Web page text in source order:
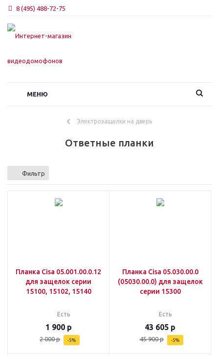
8 (495) 488-72-75
МЕНЮ
Электрозащелки на дверь
Ответные планки
Фильтр
Планка Cisa 05.001.00.0.12
для защелок серии
15100, 15102, 15140
Есть
1 900р
2 000р -5%
Планка Cisa 05.030.00.0
(05030.00.0) для защелок
серии 15300
Есть
43 605 р
45 900р -5%